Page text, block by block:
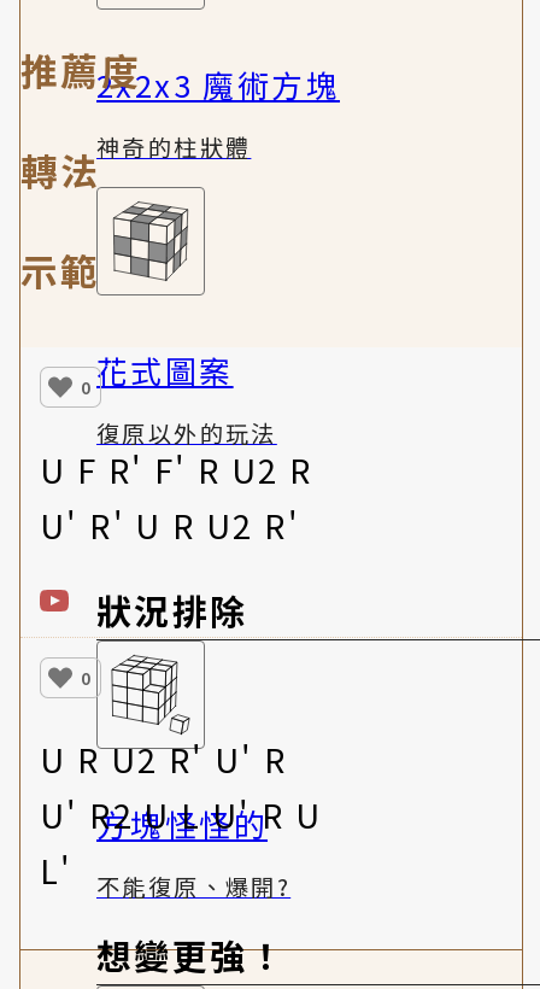
2x2x3 魔術方塊
神奇的柱狀體
花式圖案
復原以外的玩法
狀況排除
方塊怪怪的
不能復原、爆開?
想變更強！
推薦度
轉法
示範
0
U F R' F' R U2 R
U' R' U R U2 R'
0
U R U2 R' U' R
U' R2 U L U' R U
L'